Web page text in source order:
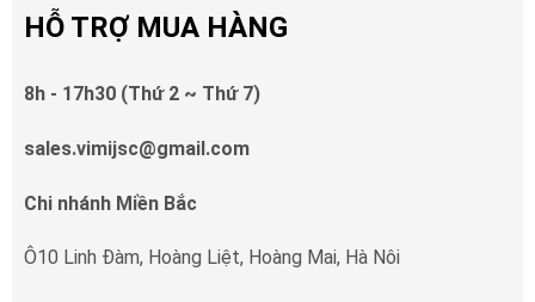
HỖ TRỢ MUA HÀNG
8h - 17h30 (Thứ 2 ~ Thứ 7)
sales.vimijsc@gmail.com
Chi nhánh Miền Bắc
Ô10 Linh Đàm, Hoàng Liệt, Hoàng Mai, Hà Nôi